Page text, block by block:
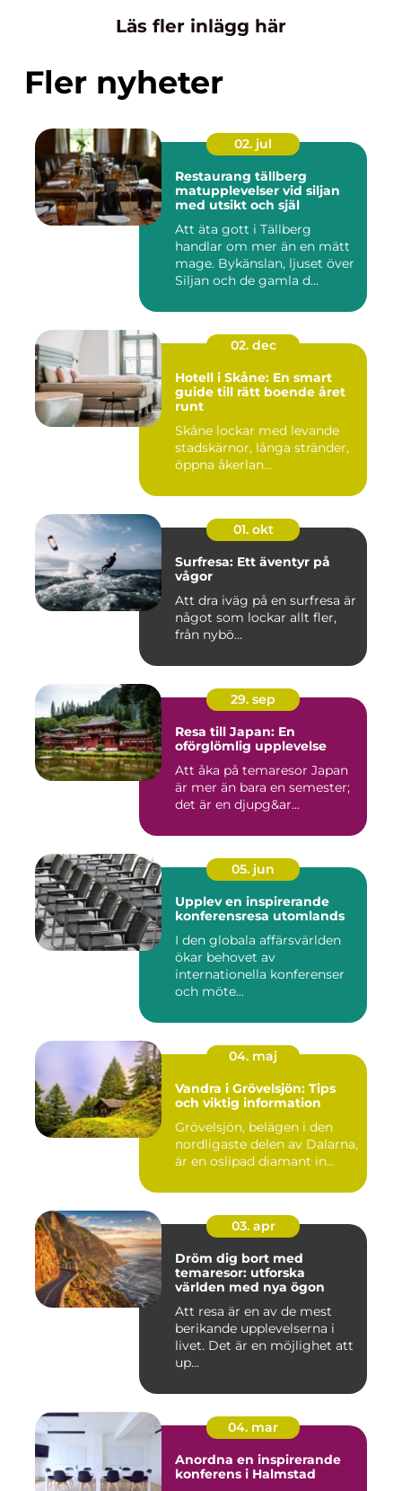
Läs fler inlägg här
Fler nyheter
02. jul
Restaurang tällberg
matupplevelser vid siljan
med utsikt och själ
Att äta gott i Tällberg
handlar om mer än en mätt
mage. Bykänslan, ljuset över
Siljan och de gamla d...
02. dec
Hotell i Skåne: En smart
guide till rätt boende året
runt
Skåne lockar med levande
stadskärnor, långa stränder,
öppna åkerlan...
01. okt
Surfresa: Ett äventyr på
vågor
Att dra iväg på en surfresa är
något som lockar allt fler,
från nybö...
29. sep
Resa till Japan: En
oförglömlig upplevelse
Att åka på temaresor Japan
är mer än bara en semester;
det är en djupg&ar...
05. jun
Upplev en inspirerande
konferensresa utomlands
I den globala affärsvärlden
ökar behovet av
internationella konferenser
och möte...
04. maj
Vandra i Grövelsjön: Tips
och viktig information
Grövelsjön, belägen i den
nordligaste delen av Dalarna,
är en oslipad diamant in...
03. apr
Dröm dig bort med
temaresor: utforska
världen med nya ögon
Att resa är en av de mest
berikande upplevelserna i
livet. Det är en möjlighet att
up...
04. mar
Anordna en inspirerande
konferens i Halmstad